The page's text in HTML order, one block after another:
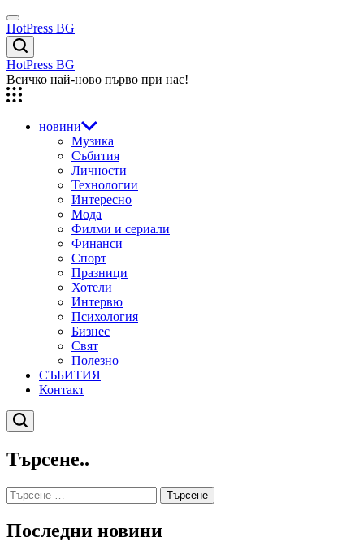
Skip
to
content
Menu
HotPress BG
Търсене
HotPress BG
Всичко най-ново първо при нас!
новини
Музика
Събития
Личности
Технологии
Интересно
Мода
Филми и сериали
Финанси
Спорт
Празници
Хотели
Интервю
Психология
Бизнес
Свят
Полезно
СЪБИТИЯ
Контакт
Търсене
Търсене..
Търсене
за:
Последни новини